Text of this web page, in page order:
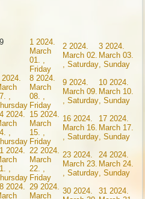
1 2024.
March
01. ,
Friday
2 2024.
March 02.
, Saturday
3 2024.
March 03.
, Sunday
2024.
,
8 2024.
March
08. ,
Friday
9 2024.
March 09.
, Saturday
10 2024.
March 10.
, Sunday
2024.
,
15 2024.
March
15. ,
Friday
16 2024.
March 16.
, Saturday
17 2024.
March 17.
, Sunday
2024.
,
22 2024.
March
22. ,
Friday
23 2024.
March 23.
, Saturday
24 2024.
March 24.
, Sunday
2024.
29 2024.
March
30 2024.
31 2024.